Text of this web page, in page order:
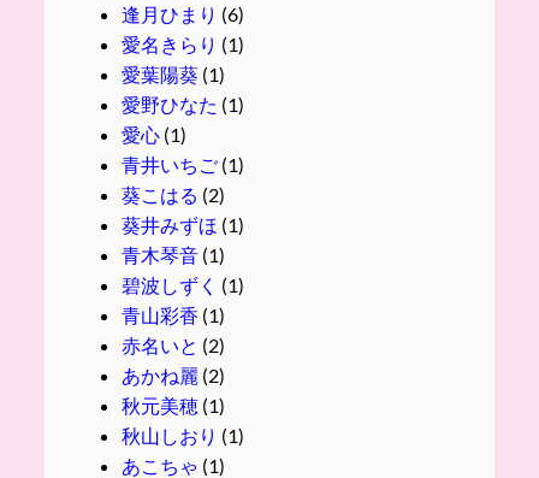
逢月ひまり (6)
愛名きらり (1)
愛葉陽葵(1)
愛野ひなた (1)
愛心(1)
青井いちご(1)
葵こはる (2)
葵井みずほ (1)
青木琴音(1)
碧波しずく (1)
青山彩香 (1)
赤名いと (2)
あかね麗 (2)
秋元美穂(1)
秋山しおり (1)
あこちゃ (1)